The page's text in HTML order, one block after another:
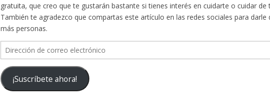
gratuita, que creo que te gustarán bastante si tienes interés en cuidarte o cuidar de
También te agradezco que compartas este artículo en las redes sociales para darle
más personas.
Dirección
de
correo
electrónico
¡Suscríbete ahora!